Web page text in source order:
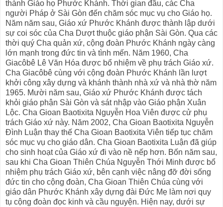
thành Giáo họ Phước Khánh. Thời gian đầu, các Cha
người Pháp ở Sài Gòn đến chăm sóc mục vụ cho Giáo họ.
Năm năm sau, Giáo xứ Phước Khánh được thành lập dưới
sự coi sóc của Cha Dượt thuộc giáo phận Sài Gòn. Qua các
thời quý Cha quản xứ, cộng đoàn Phước Khánh ngày càng
lớn mạnh trong đức tin và tình mến. Năm 1960, Cha
Giacôbê Lê Văn Hóa được bổ nhiệm về phụ trách Giáo xứ.
Cha Giacôbê cùng với cộng đoàn Phước Khánh lần lượt
khởi công xây dựng và khánh thành nhà xứ và nhà thờ năm
1965. Mười năm sau, Giáo xứ Phước Khánh được tách
khỏi giáo phận Sài Gòn và sát nhập vào Giáo phận Xuân
Lộc. Cha Gioan Baotixita Nguyễn Hoa Viên được cử phụ
trách Giáo xứ này. Năm 2002, Cha Gioan Baotixita Nguyễn
Đình Luận thay thế Cha Gioan Baotixita Viên tiếp tục chăm
sóc mục vụ cho giáo dân. Cha Gioan Baotixita Luận đã giúp
cho sinh hoạt của Giáo xứ đi vào nề nếp hơn. Bốn năm sau,
sau khi Cha Gioan Thiên Chúa Nguyễn Thới Minh được bổ
nhiệm phụ trách Giáo xứ, bên cạnh việc nâng đỡ đời sống
đức tin cho cộng đoàn, Cha Gioan Thiên Chúa cùng với
giáo dân Phước Khánh xây dựng đài Đức Mẹ làm nơi quy
tụ cộng đoàn đọc kinh và cầu nguyện. Hiện nay, dưới sự